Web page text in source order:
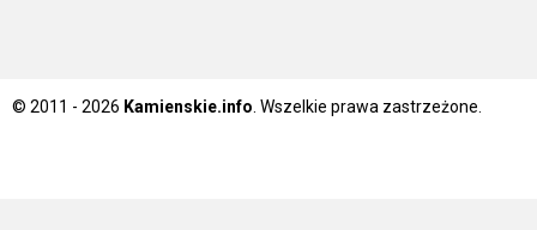
© 2011 - 2026 Kamienskie.info. Wszelkie prawa zastrzeżone.